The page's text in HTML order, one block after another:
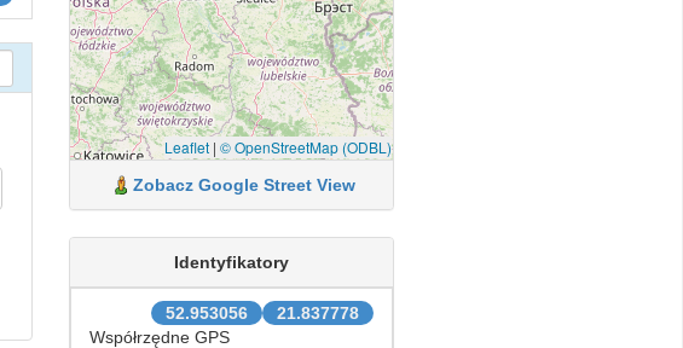
Leaflet| © OpenStreetMap (ODBL)
Zobacz Google Street View
Identyfikatory
21.837778
52.953056
Współrzędne GPS